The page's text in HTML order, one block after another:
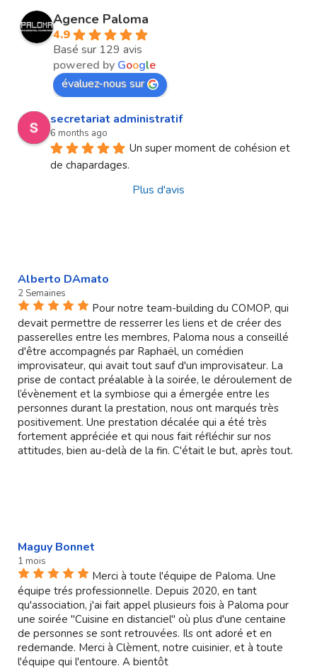
Agence Paloma
4.9
Basé sur 129 avis
powered by Google
évaluez-nous sur
secretariat administratif
6 months ago
Un super moment de cohésion et
de chapardages.
Plus d'avis
Alberto DAmato
2 Semaines
Pour notre team-building du COMOP, qui
devait permettre de resserrer les liens et de créer des
passerelles entre les membres, Paloma nous a conseillé
d'être accompagnés par Raphaël, un comédien
improvisateur, qui avait tout sauf d'un improvisateur. La
prise de contact préalable à la soirée, le déroulement de
l’évènement et la symbiose qui a émergée entre les
personnes durant la prestation, nous ont marqués très
positivement. Une prestation décalée qui a été très
fortement appréciée et qui nous fait réfléchir sur nos
attitudes, bien au-delà de la fin. C'était le but, après tout.
Maguy Bonnet
1 mois
Merci à toute l'équipe de Paloma. Une
équipe trés professionnelle. Depuis 2020, en tant
qu'association, j'ai fait appel plusieurs fois à Paloma pour
une soirée "Cuisine en distanciel" où plus d'une centaine
de personnes se sont retrouvées. Ils ont adoré et en
redemande. Merci à Clèment, notre cuisinier, et à toute
l'équipe qui l'entoure. A bientôt